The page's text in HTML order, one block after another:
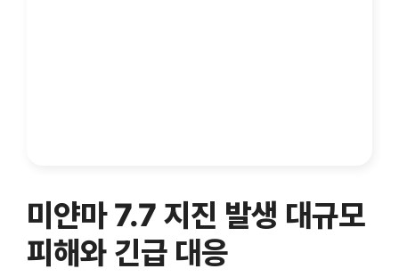
미얀마 7.7 지진 발생 대규모
피해와 긴급 대응